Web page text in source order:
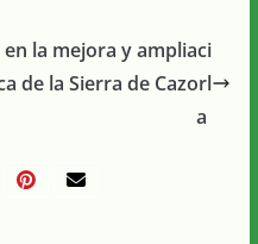
la mejora y ampliaci
de la Sierra de Cazorl
a